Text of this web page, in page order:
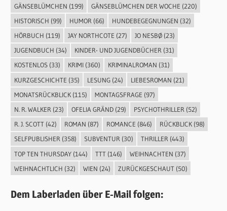
GÄNSEBLÜMCHEN (199) GÄNSEBLÜMCHEN DER WOCHE (220)
HISTORISCH (99) HUMOR (66) HUNDEBEGEGNUNGEN (32)
HÖRBUCH (119) JAY NORTHCOTE (27) JO NESBØ(23)
JUGENDBUCH (34) KINDER- UND JUGENDBÜCHER(31)
KOSTENLOS(33) KRIMI(360) KRIMINALROMAN (31)
KURZGESCHICHTE (35) LESUNG(24) LIEBESROMAN (21)
MONATSRÜCKBLICK(115) MONTAGSFRAGE (97)
N. R. WALKER (23) OFELIA GRÄND(29) PSYCHOTHRILLER (52)
R. J. SCOTT(42) ROMAN (87) ROMANCE (846) RÜCKBLICK(98)
SELFPUBLISHER(358) SUBVENTUR(30) THRILLER(443)
TOP TEN THURSDAY(144) TTT(146) WEIHNACHTEN (37)
WEIHNACHTLICH (32) WIEN (24) ZURÜCKGESCHAUT(50)
Dem Laberladen über E-Mail folgen: